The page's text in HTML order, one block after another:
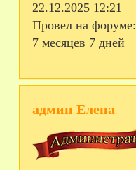
22.12.2025 12:21
Провел на форуме:
7 месяцев 7 дней
админ Елена